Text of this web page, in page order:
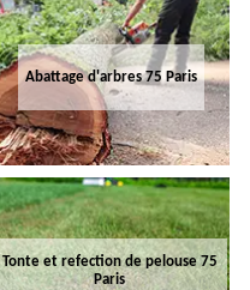
Abattage d'arbres 75 Paris
Tonte et refection de pelouse 75
Paris